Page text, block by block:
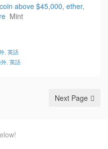
above $45,000, ether,
Mint
英語
英語
Next Page